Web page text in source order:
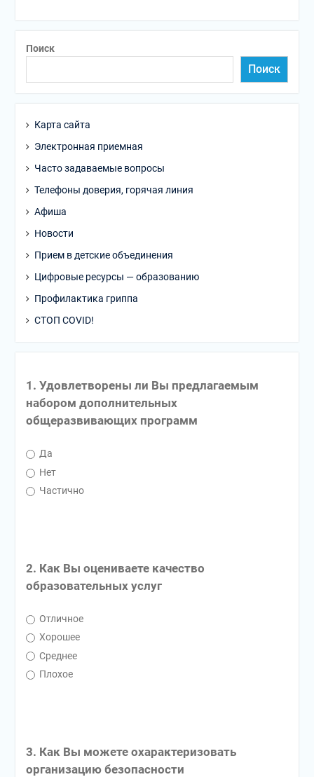
Поиск
Поиск
Карта сайта
Электронная приемная
Часто задаваемые вопросы
Телефоны доверия, горячая линия
Афиша
Новости
Прием в детские объединения
Цифровые ресурсы — образованию
Профилактика гриппа
СТОП COVID!
1. Удовлетворены ли Вы предлагаемым
набором дополнительных
общеразвивающих программ
Да
Нет
Частично
2. Как Вы оцениваете качество
образовательных услуг
Отличное
Хорошее
Среднее
Плохое
3. Как Вы можете охарактеризовать
организацию безопасности